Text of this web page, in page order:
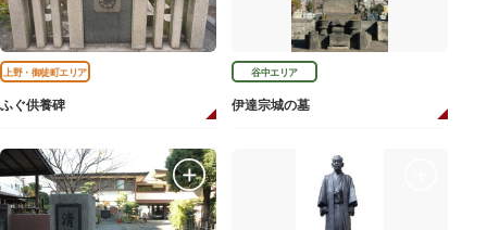
上野・御徒町エリア
ふぐ供養碑
谷中エリア
伊達宗城の墓